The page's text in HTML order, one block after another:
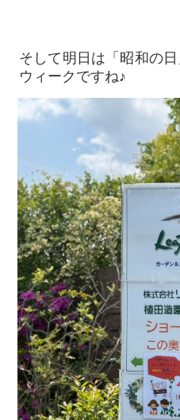
そして明日は「昭和の
ウィークですね♪